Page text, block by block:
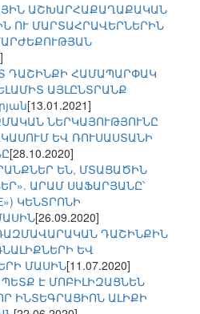
ԱՇԽԱՐՀԱՔԱՂԱՔԱԿԱՆ
ՈՒ ՄԱՐՏԱՀՐԱՎԵՐՆԵՐԻՆ
ԴԱՇԻՆՔԻ ՀԱՄԱՊԱՐՓԱԿ
ԱՅԼԸՆՏՐԱՆՔ
[13.01.2021]
ՆԵՐԿԱՅՈՒԹՅՈՒՆԸ
ԵՎ ՌՈՒՍԱՍՏԱՆԻ
[28.10.2020]
ԵՆ, ՄՏԱՑԱԾԻՆ
ԱՐԱՄ ՍԱՖԱՐՅԱՆԸ՝
ԿԵՆՏՐՈՆԻ
[26.09.2020]
ԴԱՇԻՆՔԻՆ
ԵՎ
ՄԱՍԻՆ[11.07.2020]
Է ՄՈԲԻԼԻԶԱՑՆԵՆ
ԻՆՏԵԳՐԱՑԻՈՆ ԱԼԻՔԻ